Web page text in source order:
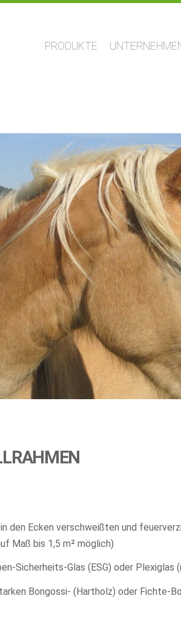
Navigation
überspringen
PRODUKTE
den Ecken verschweißten und
Maß bis 1,5 m² möglich)
Sicherheits-Glas (ESG) oder Plexiglas
Bongossi- (Hartholz) oder Fichte-